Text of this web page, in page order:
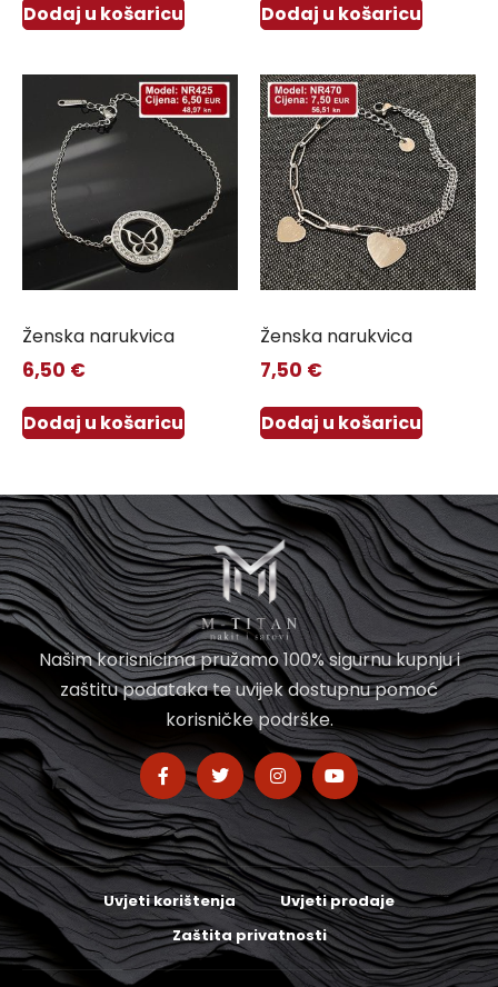
Dodaj u košaricu Dodaj u košaricu
Ženska narukvica
6,50 €
Dodaj u košaricu
Ženska narukvica
7,50 €
Dodaj u košaricu
Našim korisnicima pružamo 100% sigurnu kupnju i
zaštitu podataka te uvijek dostupnu pomoć
korisničke podrške.
Uvjeti korištenja
Uvjeti prodaje
Zaštita privatnosti